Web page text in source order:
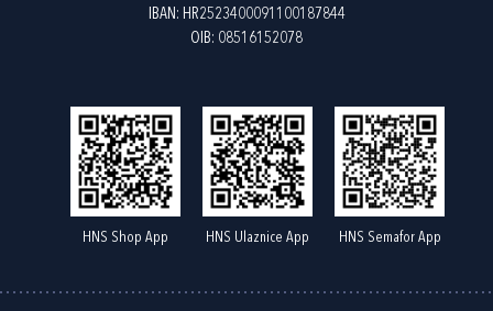
IBAN: HR2523400091100187844
OIB: 08516152078
HNS Shop App HNS Ulaznice App HNS Semafor App